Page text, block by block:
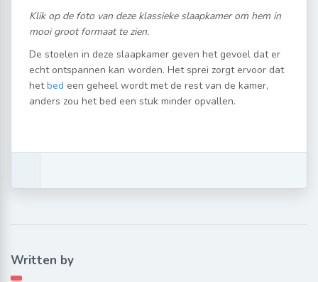
Klik op de foto van deze klassieke slaapkamer om hem in
mooi groot formaat te zien.
De stoelen in deze slaapkamer geven het gevoel dat er
echt ontspannen kan worden. Het sprei zorgt ervoor dat
hetbed een geheel wordt met de rest van de kamer,
anders zou het bed een stuk minder opvallen.
Written by